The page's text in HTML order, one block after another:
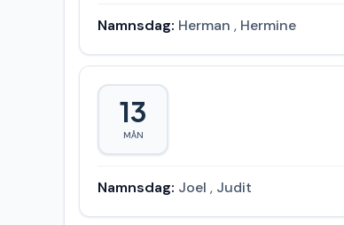
Namnsdag: Herman , Hermine
13
MÅN
Namnsdag: Joel , Judit